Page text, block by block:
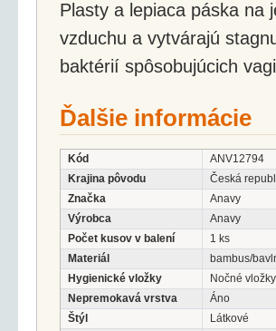
Plasty a lepiaca páska na
vzduchu a vytvárajú
baktérií spôsobujúcich
Ďalšie informácie
Kód
ANV12794
Krajina pôvodu
Česká
Značka
Anavy
Výrobca
Anavy
Počet kusov v balení
1 ks
Materiál
bambus/
Hygienické vložky
Nočné vložky
Nepremokavá vrstva
Áno
Štýl
Látkové